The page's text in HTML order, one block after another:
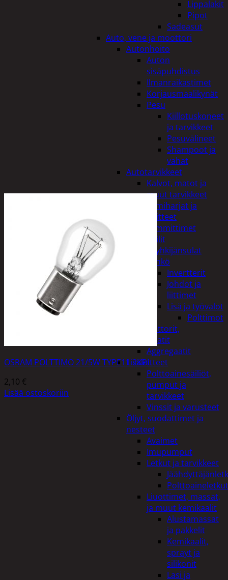
Lippalakit
Pipot
Sadeasut
Auto, vene ja moottori
Autonhoito
Auton
sisäpuhdistus
Ilmanraikastimet
Korjausmaalikynät
Pesu
Kiillotuskoneet
ja tarvikkeet
Pesuvälineet
Shampoot ja
vahat
Autotarvikkeet
Kalvot, matot ja
muut tarvikkeet
Lumiharjat ja
peitteet
Lämmittimet
Peilit
Pyyhkijänsulat
Sähkö
Invertterit
Johdot ja
liittimet
Lisä ja työvalot
Polttimot
Irtomoottorit,
aggregaatit
Aggregaatit
Lisälaitteet
Polttoainesäiliöt,
pumput ja
tarvikkeet
Vinssit ja varusteet
Öljyt, suodattimet ja
nesteet
Avaimet
Imupumput
Letkut ja tarvikkeet
Polttoaineletkut
Liuottimet, massat,
ja muut kemikaalit
Alustamassat
ja pakkelit
Kemikaalit,
sprayt ja
silikonit
Lasi ja
OSRAM POLTTIMO 21/5W TYPE11 2KPL
2,10 €
Lisää ostoskoriin